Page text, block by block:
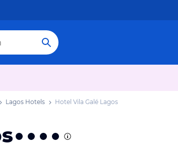
Lagos Hotels Hotel Vila Galé Lagos